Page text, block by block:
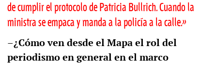
de cumplir el protocolo de Patricia Bullrich. Cuando la
ministra se empaca y manda a la policía a la calle.»
–¿Cómo ven desde el Mapa el rol del
periodismo en general en el marco